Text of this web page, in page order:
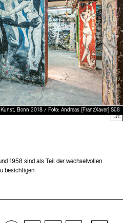
Bonn 2018 / Foto: Andreas [FranzXaver] Süß
1958 sind als Teil der wechselvollen
besichtigen.
DE